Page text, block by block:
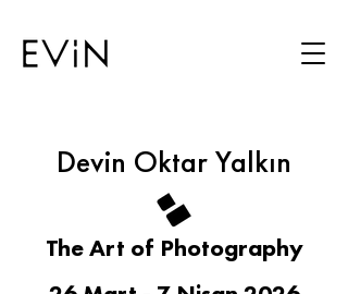
Devin Oktar Yalkın
The Art of Photography